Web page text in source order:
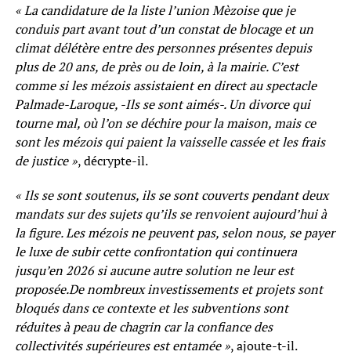
« La candidature de la liste l’union Mèzoise que je
conduis part avant tout d’un constat de blocage et un
climat délétère entre des personnes présentes depuis
plus de 20 ans, de près ou de loin, à la mairie. C’est
comme si les mézois assistaient en direct au spectacle
Palmade-Laroque, -Ils se sont aimés-. Un divorce qui
tourne mal, où l’on se déchire pour la maison, mais ce
sont les mézois qui paient la vaisselle cassée et les frais
de justice », décrypte-il.
« Ils se sont soutenus, ils se sont couverts pendant deux
mandats sur des sujets qu’ils se renvoient aujourd’hui à
la figure. Les mézois ne peuvent pas, selon nous, se payer
le luxe de subir cette confrontation qui continuera
jusqu’en 2026 si aucune autre solution ne leur est
proposée.De nombreux investissements et projets sont
bloqués dans ce contexte et les subventions sont
réduites à peau de chagrin car la confiance des
collectivités supérieures est entamée », ajoute-t-il.